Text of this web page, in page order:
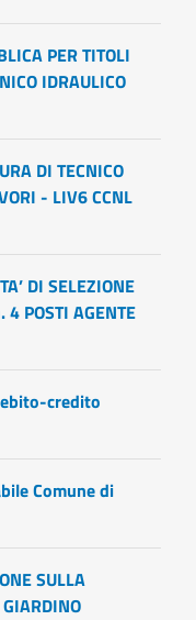
PER TITOLI
IDRAULICO
DI TECNICO
- LIV6 CCNL
DI SELEZIONE
4 POSTI AGENTE
credito
Comune di
SULLA